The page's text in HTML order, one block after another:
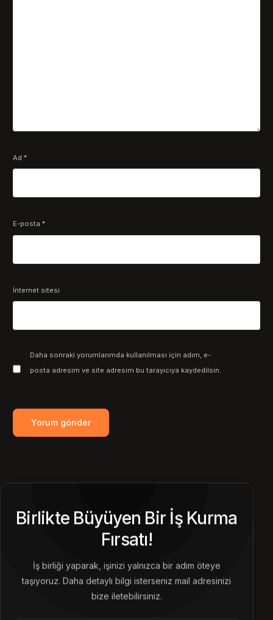
Ad*
E-posta*
İnternet sitesi
Daha sonraki yorumlarımda kullanılması için adım, e-
posta adresim ve site adresim bu tarayıcıya kaydedilsin.
Birlikte Büyüyen Bir İş Kurma
Fırsatı!
İş birliği yaparak, işinizi yalnızca bir adım öteye
taşıyoruz. Daha detaylı bilgi isterseniz mail adresinizi
bize iletebilirsiniz.